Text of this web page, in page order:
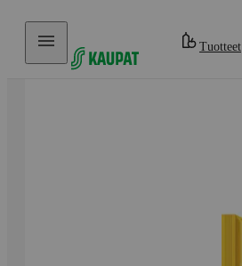
Hyppää sisältöön
Tuotteet